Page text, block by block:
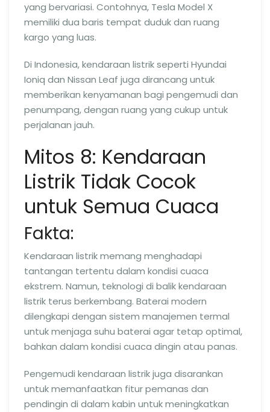
yang bervariasi. Contohnya, Tesla Model X
memiliki dua baris tempat duduk dan ruang
kargo yang luas.
Di Indonesia, kendaraan listrik seperti Hyundai
Ioniq dan Nissan Leaf juga dirancang untuk
memberikan kenyamanan bagi pengemudi dan
penumpang, dengan ruang yang cukup untuk
perjalanan jauh.
Mitos 8: Kendaraan
Listrik Tidak Cocok
untuk Semua Cuaca
Fakta:
Kendaraan listrik memang menghadapi
tantangan tertentu dalam kondisi cuaca
ekstrem. Namun, teknologi di balik kendaraan
listrik terus berkembang. Baterai modern
dilengkapi dengan sistem manajemen termal
untuk menjaga suhu baterai agar tetap optimal,
bahkan dalam kondisi cuaca dingin atau panas.
Pengemudi kendaraan listrik juga disarankan
untuk memanfaatkan fitur pemanas dan
pendingin di dalam kabin untuk meningkatkan